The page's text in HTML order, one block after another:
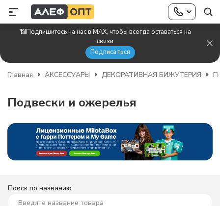
📶Подпишитесь на нас в MAX, чтобы всегда оставаться на
связи
Подписаться
Главная АКСЕССУАРЫ ДЕКОРАТИВНАЯ БИЖУТЕРИЯ
Подвески и ожерелья
Поиск по названию